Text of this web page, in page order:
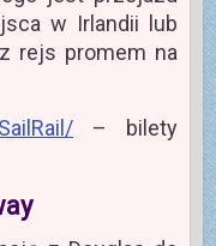
w Irlandii lub
rejs promem na
– bilety